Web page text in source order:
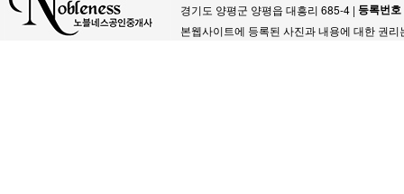
경기도 양평군 양평읍 대흥리 685-4 | 등록번호
본웹사이트에 등록된 사진과 내용에 대한 권